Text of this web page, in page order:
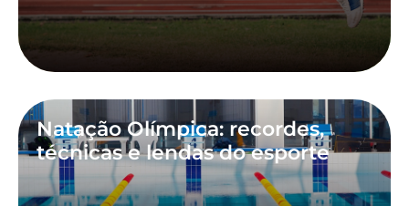
Natação Olímpica: recordes,
técnicas e lendas do esporte